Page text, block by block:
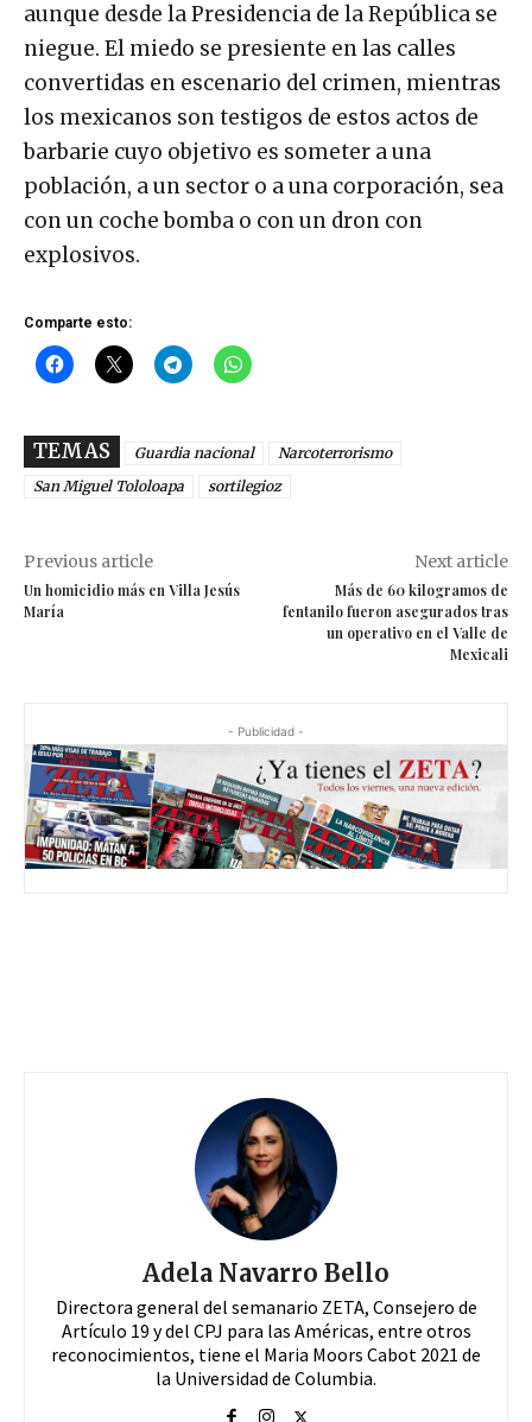
aunque desde la Presidencia de la República se
niegue. El miedo se presiente en las calles
convertidas en escenario del crimen, mientras
los mexicanos son testigos de estos actos de
barbarie cuyo objetivo es someter a una
población, a un sector o a una corporación, sea
con un coche bomba o con un dron con
explosivos.
Comparte esto:
TEMAS Guardia nacional
Narcoterrorismo
San Miguel Tololoapa
sortilegioz
Previous article
Un homicidio más en Villa Jesús
María
Next article
Más de 60 kilogramos de
fentanilo fueron asegurados tras
un operativo en el Valle de
Mexicali
- Publicidad -
Adela Navarro Bello
Directora general del semanario ZETA, Consejero de
Artículo 19 y del CPJ para las Américas, entre otros
reconocimientos, tiene el Maria Moors Cabot 2021 de
la Universidad de Columbia.